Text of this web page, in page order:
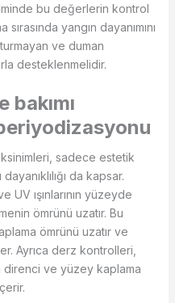
bu değerlerin kontrol
yangın dayanımını
ve duman
desteklenmelidir.
bakımı
sadece estetik
da kapsar.
ışınlarının yüzeyde
ömrünü uzatır. Bu
ömrünü uzatır ve
Ayrıca derz kontrolleri,
direnci ve yüzey kaplama